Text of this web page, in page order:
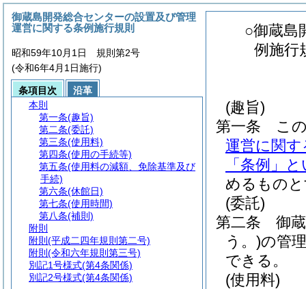
○御蔵島
例施行
(趣旨)
第一条
こ
運営に関す
「条例」
めるもの
(委託)
第二条
御
う。)の管
できる。
(使用料)
御蔵島開発総合センターの設置及び管理
運営に関する条例施行規則
昭和59年10月1日 規則第2号
(令和6年4月1日施行)
条項目次
沿革
本則
第一条(趣旨)
第二条(委託)
第三条(使用料)
第四条(使用の手続等)
第五条(使用料の減額、免除基準及び
手続)
第六条(休館日)
第七条(使用時間)
第八条(補則)
附則
附則 (平成二四年規則第二号)
附則 (令和六年規則第三号)
別記1号様式(第4条関係)
別記2号様式(第4条関係)